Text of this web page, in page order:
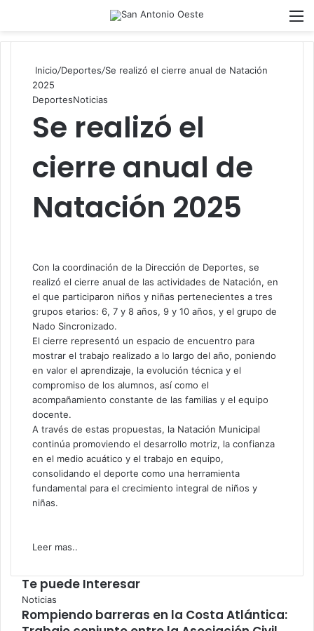
Inicio/Deportes/Se realizó el cierre anual de Natación
2025
DeportesNoticias
Se realizó el
cierre anual de
Natación 2025
Con la coordinación de la Dirección de Deportes, se
realizó el cierre anual de las actividades de Natación, en
el que participaron niños y niñas pertenecientes a tres
grupos etarios: 6, 7 y 8 años, 9 y 10 años, y el grupo de
Nado Sincronizado.
El cierre representó un espacio de encuentro para
mostrar el trabajo realizado a lo largo del año, poniendo
en valor el aprendizaje, la evolución técnica y el
compromiso de los alumnos, así como el
acompañamiento constante de las familias y el equipo
docente.
A través de estas propuestas, la Natación Municipal
continúa promoviendo el desarrollo motriz, la confianza
en el medio acuático y el trabajo en equipo,
consolidando el deporte como una herramienta
fundamental para el crecimiento integral de niños y
niñas.
Leer mas..
Te puede Interesar
Cerrar
Noticias
Rompiendo barreras en la Costa Atlántica: